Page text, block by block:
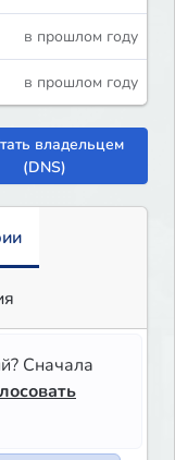
в прошлом году
в прошлом году
владельцем
(DNS)
Сначала